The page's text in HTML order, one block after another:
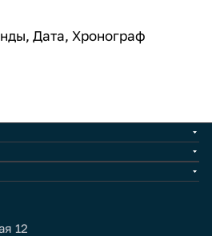
Дата, Хронограф
12